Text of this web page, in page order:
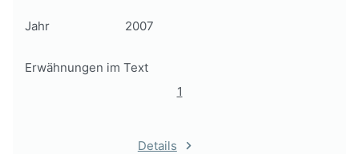
Jahr 2007
Erwähnungen im Text
1
Details